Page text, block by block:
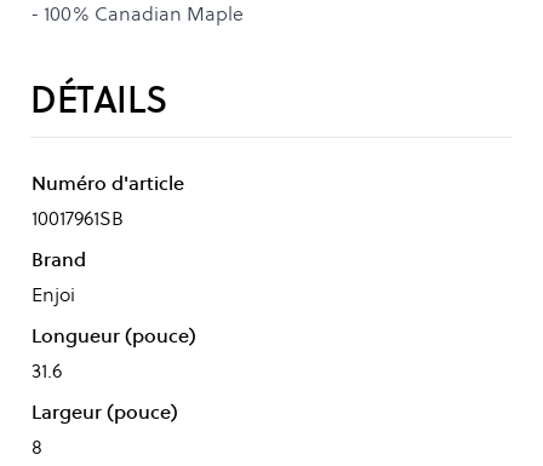
- 100% Canadian Maple
DÉTAILS
Numéro d'article
10017961SB
Brand
Enjoi
Longueur (pouce)
31.6
Largeur (pouce)
8